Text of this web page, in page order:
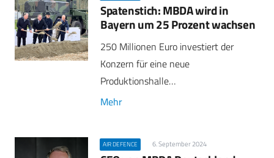
Spatenstich: MBDA wird in
Bayern um 25 Prozent wachsen
250 Millionen Euro investiert der
Konzern für eine neue
Produktionshalle…
Mehr
AIR DEFENCE 6. September 2024